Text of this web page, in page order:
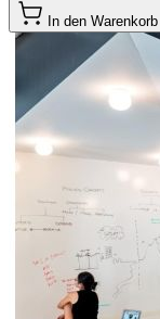
In den Warenkorb